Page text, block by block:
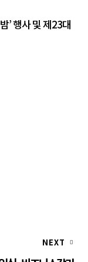
’ 행사 및 제23대
NEXT